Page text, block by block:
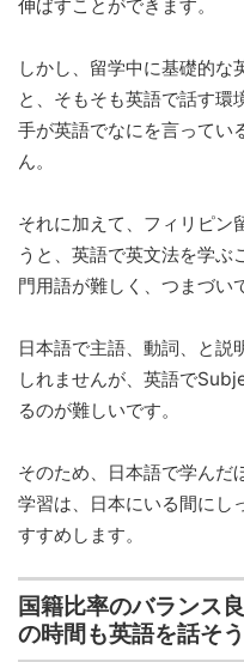
伸ばすことができます。
しかし、留学中に基礎的な
と、そもそも英語で話す環
手が英語でなにを言ってい
ん。
それに加えて、フィリピン
うと、英語で英文法を学ぶ
門用語が難しく、つまづい
日本語で主語、動詞、と説
しれませんが、英語で
るのが難しいです。
そのため、日本語で学んだ
学習は、日本にいる間にし
すすめします。
国籍比率のバランス
の時間も英語を話そう